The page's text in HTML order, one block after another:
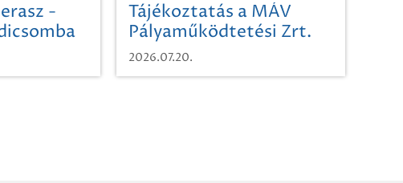
-
Tájékoztatás a MÁV
Pályaműködtetési Zrt.
Területi Igazgatóság
Debrecen-Miskolc
2026.07.20.